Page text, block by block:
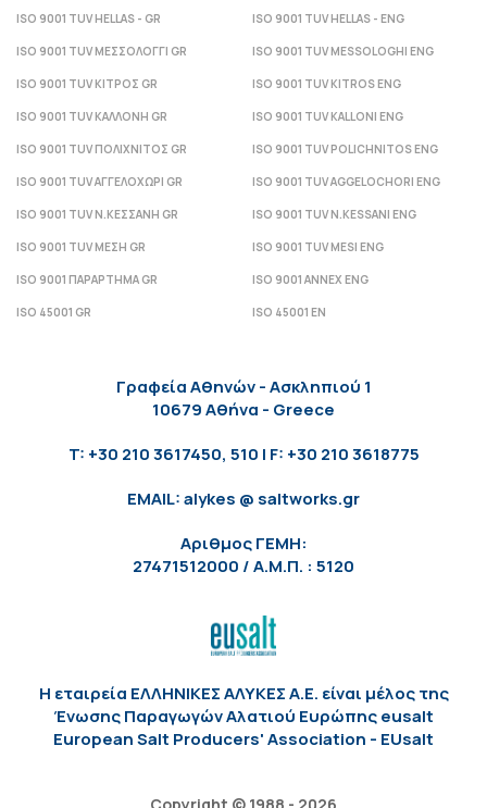
ISO 9001 TUV HELLAS - GR ISO 9001 TUV HELLAS - ENG
ISO 9001 TUV ΜΕΣΣΟΛΟΓΓΙ GR ISO 9001 TUV MESSOLOGHI ENG
ISO 9001 TUV ΚΙΤΡΟΣ GR ISO 9001 TUV KITROS ENG
ISO 9001 TUV ΚΑΛΛΟΝΗ GR ISO 9001 TUV KALLONI ENG
ISO 9001 TUV ΠΟΛΙΧΝΙΤΟΣ GR ISO 9001 TUV POLICHNITOS ENG
ISO 9001 TUV ΑΓΓΕΛΟΧΩΡΙ GR ISO 9001 TUV AGGELOCHORI ENG
ISO 9001 TUV Ν.ΚΕΣΣΑΝΗ GR ISO 9001 TUV N.KESSANI ENG
ISO 9001 TUV ΜΕΣΗ GR ISO 9001 TUV MESI ENG
ISO 9001 ΠΑΡΑΡΤΗΜΑ GR ISO 9001 ANNEX ENG
ISO 45001 GR ISO 45001 EN
Γραφεία Αθηνών - Ασκληπιού 1
10679 Αθήνα - Greece
T: +30 210 3617450, 510 | F: +30 210 3618775
EMAIL: alykes @ saltworks.gr
Αριθμος ΓΕΜΗ:
27471512000 / Α.Μ.Π. : 5120
Η εταιρεία ΕΛΛΗΝΙΚΕΣ ΑΛΥΚΕΣ Α.Ε. είναι μέλος της
Ένωσης Παραγωγών Αλατιού Ευρώπης eusalt
European Salt Producers' Association - EUsalt